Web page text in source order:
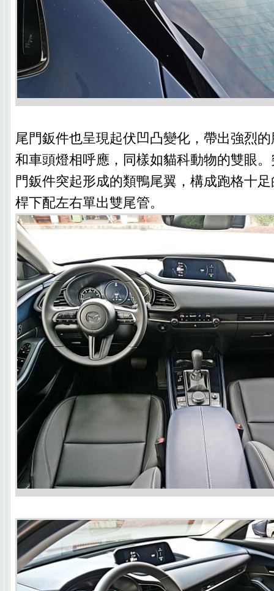
尾門鈑件也呈現起伏凹凸變化，帶出強烈
和車頭燈相呼應，同樣如貓科動物的雙眼
門鈑件突起形成的類鴨尾翼，構成跑格十
桿下配左右單出雙尾管。